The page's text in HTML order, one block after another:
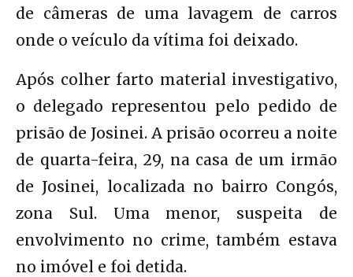
de câmeras de uma lavagem de carros
onde o veículo da vítima foi deixado.
Após colher farto material investigativo,
o delegado representou pelo pedido de
prisão de Josinei. A prisão ocorreu a noite
de quarta-feira, 29, na casa de um irmão
de Josinei, localizada no bairro Congós,
zona Sul. Uma menor, suspeita de
envolvimento no crime, também estava
no imóvel e foi detida.